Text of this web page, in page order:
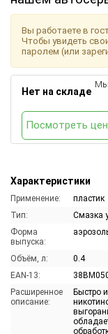
Характеристики
Применение:
пластик
Тип:
Смазка
Форма
выпуска:
Объём, л:
0.4
EAN-13:
Расширенное
описание:
Быстро
Вы работаете в
Чтобы увидеть
паролем (или
Нет на складе
Мы
Посмотреть